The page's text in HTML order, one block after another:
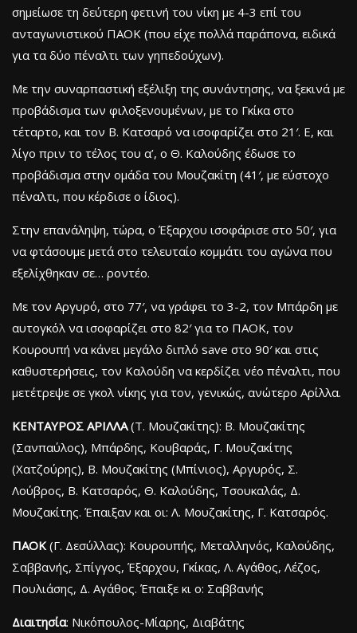
σημείωσε τη δεύτερη φετινή του νίκη με 4-3 επί του
ανταγωνιστικού ΠΑΟΚ (που είχε πολλά παράπονα, ειδικά
για τα δύο πέναλτι των γηπεδούχων).
Με την συναρπαστική εξέλιξη της συνάντησης, να ξεκινά με
προβάδισμα των φιλοξενουμένων, με το Γκίκα στο
τέταρτο, και τον Β. Κατσαρό να ισοφαρίζει στο 21′. Ε, και
λίγο πριν το τέλος του α’, ο Θ. Καλούδης έδωσε το
προβάδισμα στην ομάδα του Μουζακίτη (41′, με εύστοχο
πέναλτι, που κέρδισε ο ίδιος).
Στην επανάληψη, τώρα, ο Έξαρχου ισοφάρισε στο 50′, για
να φτάσουμε μετά στο τελευταίο κομμάτι του αγώνα που
εξελίχθηκαν σε… ροντέο.
Με τον Αργυρό, στο 77′, να γράφει το 3-2, τον Μπάρδη με
αυτογκόλ να ισοφαρίζει στο 82′ για το ΠΑΟΚ, τον
Κουρουπή να κάνει μεγάλο διπλό save στο 90′ και στις
καθυστερήσεις, τον Καλούδη να κερδίζει νέο πέναλτι, που
μετέτρεψε σε γκολ νίκης για τον, γενικώς, ανώτερο Αρίλλα.
ΚΕΝΤΑΥΡΟΣ ΑΡΙΛΛΑ(Τ. Μουζακίτης): Β. Μουζακίτης
(Σανπαύλος), Μπάρδης, Κουβαράς, Γ. Μουζακίτης
(Χατζούρης), Β. Μουζακίτης (Μπίνιος), Αργυρός, Σ.
Λούβρος, Β. Κατσαρός, Θ. Καλούδης, Τσουκαλάς, Δ.
Μουζακίτης. Έπαιξαν και οι: Λ. Μουζακίτης, Γ. Κατσαρός.
ΠΑΟΚ (Γ. Δεσύλλας): Κουρουπής, Μεταλληνός, Καλούδης,
Σαββανής, Σπίγγος, Έξαρχου, Γκίκας, Λ. Αγάθος, Λέζος,
Πουλιάσης, Δ. Αγάθος. Έπαιξε κι ο: Σαββανής
Διαιτησία: Νικόπουλος-Μίαρης, Διαβάτης